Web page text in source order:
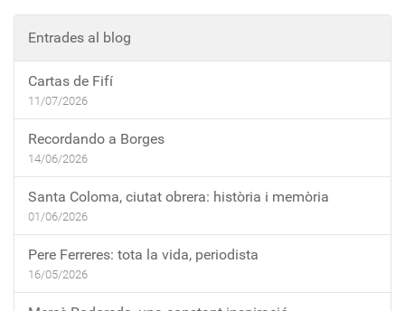
Entrades al blog
Cartas de Fifí
11/07/2026
Recordando a Borges
14/06/2026
Santa Coloma, ciutat obrera: història i memòria
01/06/2026
Pere Ferreres: tota la vida, periodista
16/05/2026